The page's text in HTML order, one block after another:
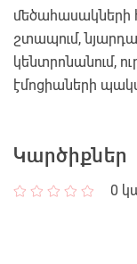
մեծահասակների
շտապում,
կենտրոնանում,
էմոցիաների
Կարծիքներ
0